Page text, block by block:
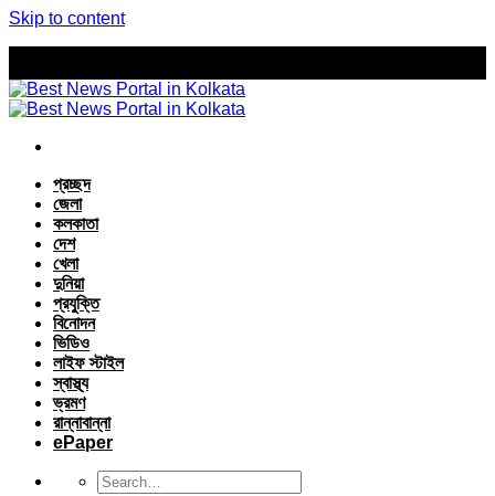
Skip to content
প্রচ্ছদ
জেলা
কলকাতা
দেশ
খেলা
দুনিয়া
প্রযুক্তি
বিনোদন
ভিডিও
লাইফ স্টাইল
স্বাস্থ্য
ভ্রমণ
রান্নাবান্না
ePaper